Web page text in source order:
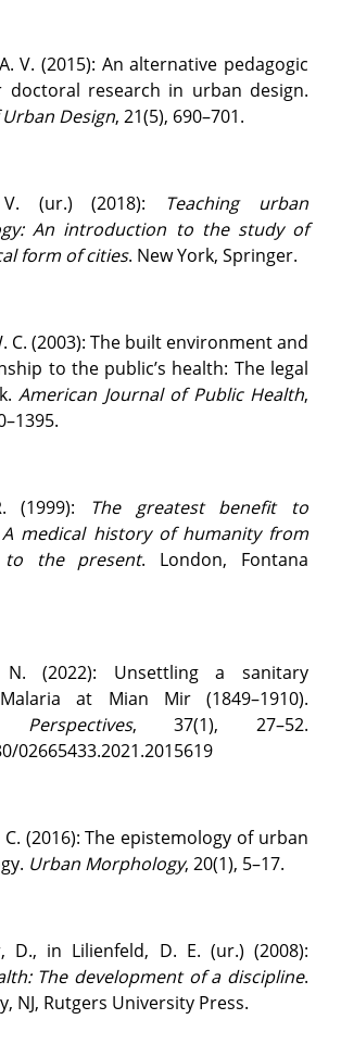
V. (2015): An alternative pedagogic
doctoral research in urban design.
Design, 21(5), 690–701.
V. (ur.) (2018): Teaching urban
An introduction to the study of
form of cities. New York, Springer.
C. (2003): The built environment and
to the public’s health: The legal
American Journal of Public Health,
(1999): The greatest benefit to
medical history of humanity from
to the present. London, Fontana
N. (2022): Unsettling a sanitary
at Mian Mir (1849–1910).
Perspectives, 37(1), 27–52.
02665433.2021.2015619
C. (2016): The epistemology of urban
Urban Morphology, 20(1), 5–17.
D., in Lilienfeld, D. E. (ur.) (2008):
The development of a discipline.
NJ, Rutgers University Press.